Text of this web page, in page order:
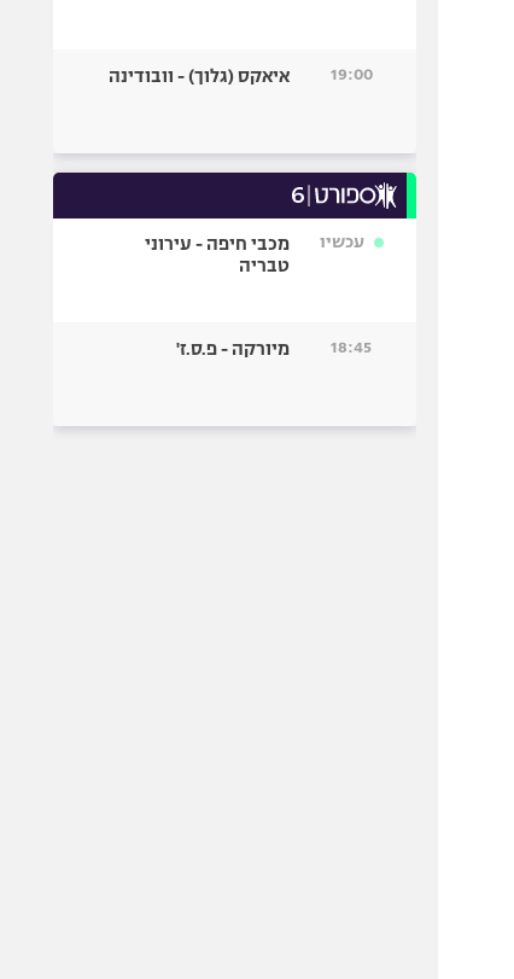
19:00 איאקס (גלוך) - וובודינה
עכשיו
מכבי חיפה - עירוני
טבריה
18:45 מיורקה - פ.ס.ז'